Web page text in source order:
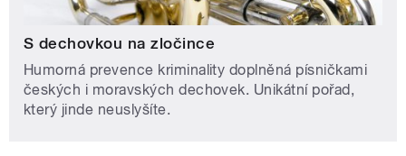
S dechovkou na zločince
Humorná prevence kriminality doplněná písničkami
českých i moravských dechovek. Unikátní pořad,
který jinde neuslyšíte.